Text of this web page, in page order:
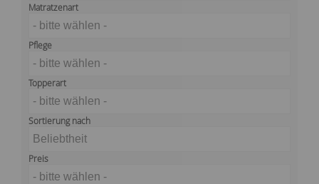
Matratzenart
- bitte wählen -
Pflege
- bitte wählen -
Topperart
- bitte wählen -
Sortierung nach
Beliebtheit
Preis
- bitte wählen -